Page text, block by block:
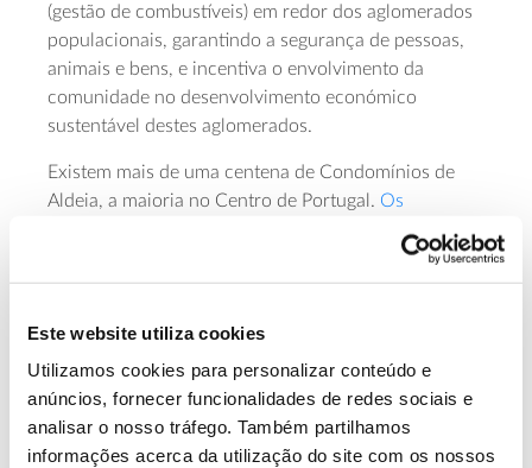
Este website utiliza cookies
Utilizamos cookies para personalizar conteúdo e
anúncios, fornecer funcionalidades de redes sociais e
analisar o nosso tráfego. Também partilhamos
informações acerca da utilização do site com os nossos
(gestão de combustíveis) em redor dos aglomerados
populacionais, garantindo a segurança de pessoas,
animais e bens, e incentiva o envolvimento da
comunidade no desenvolvimento económico
sustentável destes aglomerados.
Existem mais de uma centena de Condomínios de
Aldeia, a maioria no Centro de Portugal. Os
foram aprovadas em 2020 e nos anos
significativamente: foramaprovados 31em 2021,67
para aprovação. As candidaturas à constituição dos
Condomínios de Aldeia são da competência do
Fundo Ambiental , entidade responsáveis pelos
concursos para a respetiva constituição e que lançou
novo concurso em 2024 (encerra a 30 de junho de